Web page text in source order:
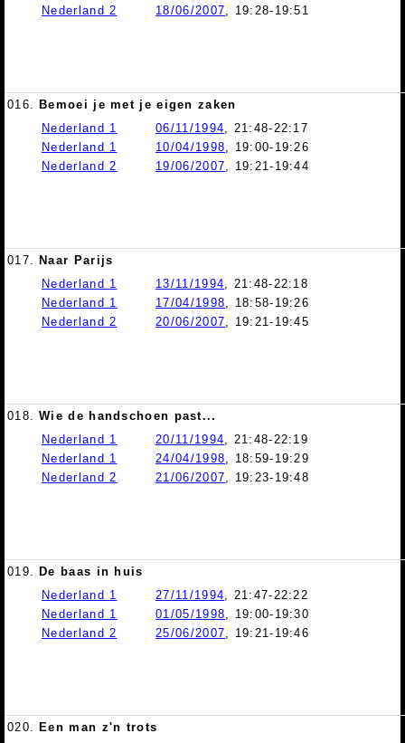
Nederland 2
18/06/2007, 19:28-19:51
016. Bemoei je met je eigen zaken
Nederland 1
06/11/1994, 21:48-22:17
Nederland 1
10/04/1998, 19:00-19:26
Nederland 2
19/06/2007, 19:21-19:44
017. Naar Parijs
Nederland 1
13/11/1994, 21:48-22:18
Nederland 1
17/04/1998, 18:58-19:26
Nederland 2
20/06/2007, 19:21-19:45
018. Wie de handschoen past...
Nederland 1
20/11/1994, 21:48-22:19
Nederland 1
24/04/1998, 18:59-19:29
Nederland 2
21/06/2007, 19:23-19:48
019. De baas in huis
Nederland 1
27/11/1994, 21:47-22:22
Nederland 1
01/05/1998, 19:00-19:30
Nederland 2
25/06/2007, 19:21-19:46
020. Een man z'n trots